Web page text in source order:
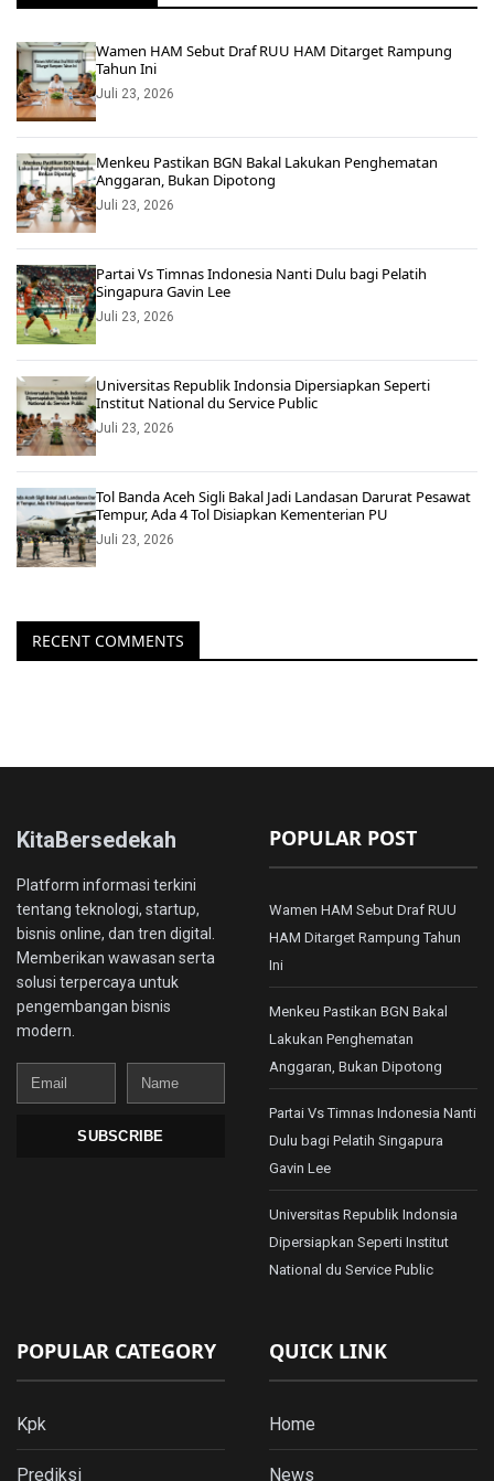
Wamen HAM Sebut Draf RUU HAM Ditarget Rampung
Tahun Ini
Juli 23, 2026
Menkeu Pastikan BGN Bakal Lakukan Penghematan
Anggaran, Bukan Dipotong
Juli 23, 2026
Partai Vs Timnas Indonesia Nanti Dulu bagi Pelatih
Singapura Gavin Lee
Juli 23, 2026
Universitas Republik Indonsia Dipersiapkan Seperti
Institut National du Service Public
Juli 23, 2026
Tol Banda Aceh Sigli Bakal Jadi Landasan Darurat Pesawat
Tempur, Ada 4 Tol Disiapkan Kementerian PU
Juli 23, 2026
RECENT COMMENTS
KitaBersedekah
Platform informasi terkini
tentang teknologi, startup,
bisnis online, dan tren digital.
Memberikan wawasan serta
solusi terpercaya untuk
pengembangan bisnis
modern.
Email
Name
SUBSCRIBE
POPULAR POST
Wamen HAM Sebut Draf RUU
HAM Ditarget Rampung Tahun
Ini
Menkeu Pastikan BGN Bakal
Lakukan Penghematan
Anggaran, Bukan Dipotong
Partai Vs Timnas Indonesia Nanti
Dulu bagi Pelatih Singapura
Gavin Lee
Universitas Republik Indonsia
Dipersiapkan Seperti Institut
National du Service Public
POPULAR CATEGORY
Kpk
Prediksi
QUICK LINK
Home
News